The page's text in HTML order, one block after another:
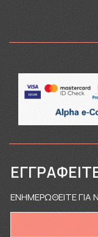
ΕΝΗΜΕΡΩΘΕΙΤΕ ΓΙΑ